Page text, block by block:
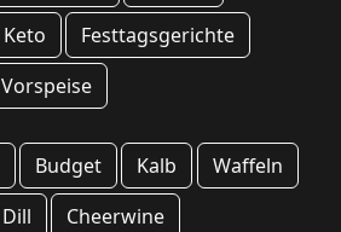
Keto
Festtagsgerichte
Vorspeise
Budget Kalb
Waffeln
Dill
Cheerwine